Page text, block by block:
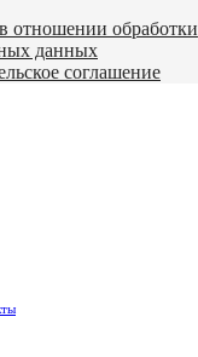
отношении обработки
данных
соглашение